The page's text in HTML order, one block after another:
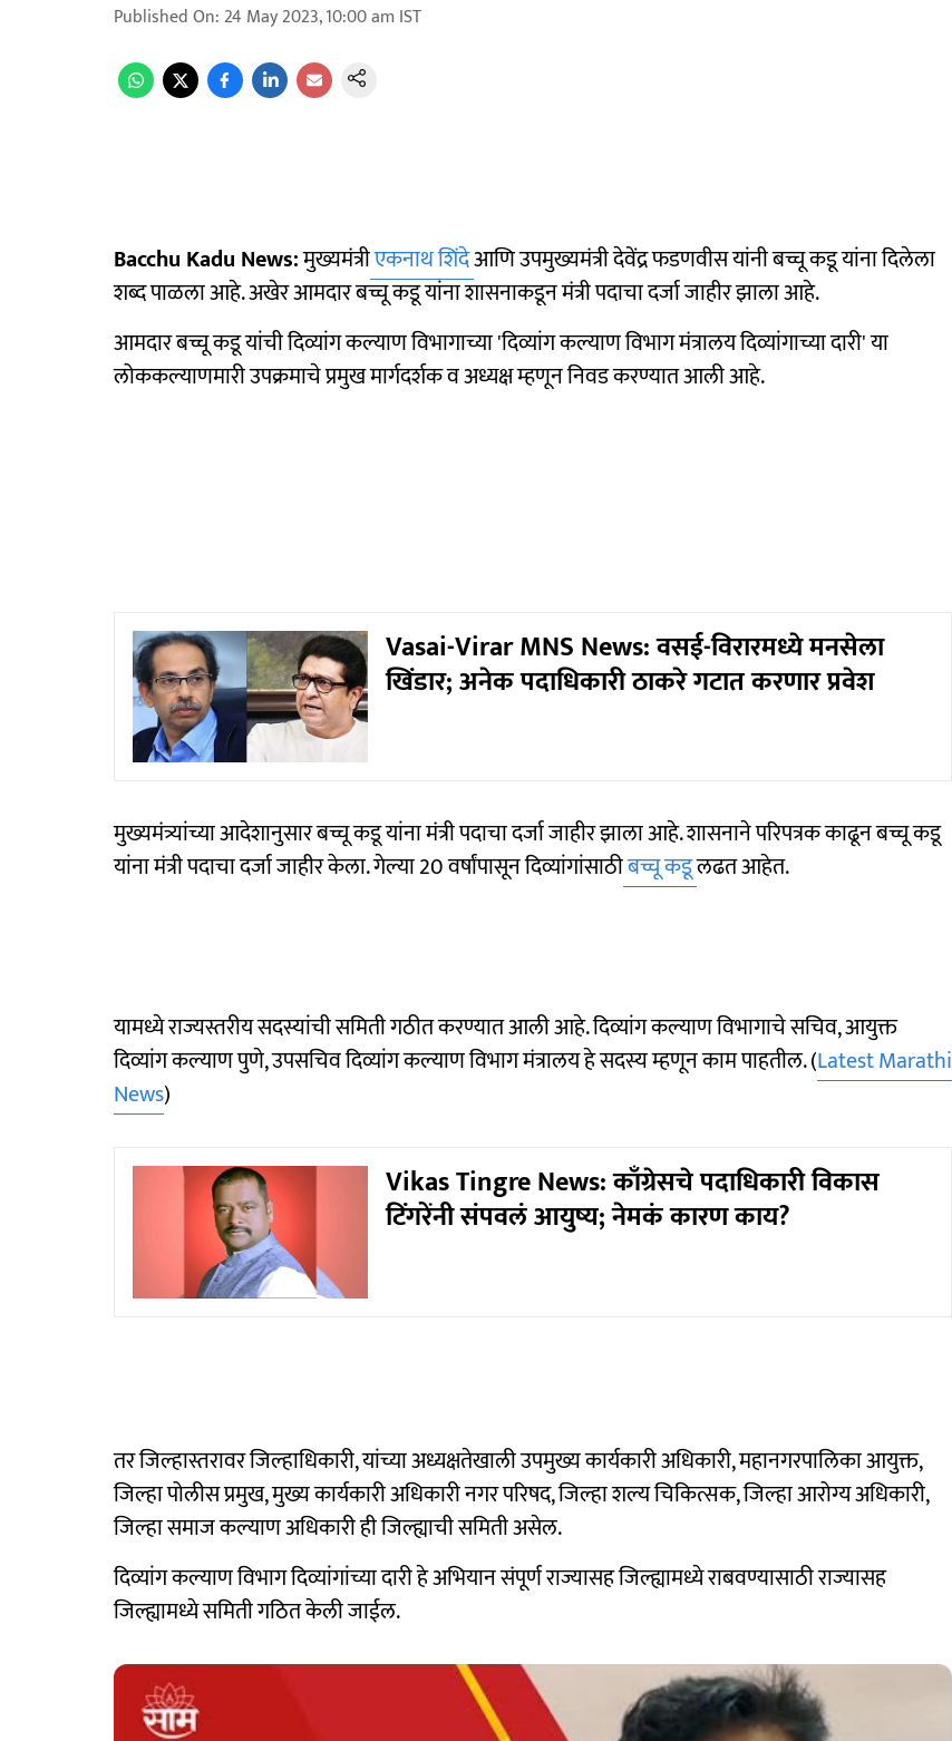
Published On: 24 May 2023, 10:00 am IST
Bacchu Kadu News:मुख्यमंत्रीएकनाथ शिंदेआणि उपमुख्यमंत्री देवेंद्र फडणवीस यांनी बच्चू कडू यांना दिलेला
शब्द पाळला आहे. अखेर आमदार बच्चू कडू यांना शासनाकडून मंत्री पदाचा दर्जा जाहीर झाला आहे.
आमदार बच्चू कडू यांची दिव्यांग कल्याण विभागाच्या 'दिव्यांग कल्याण विभाग मंत्रालय दिव्यांगाच्या दारी' या
लोककल्याणमारी उपक्रमाचे प्रमुख मार्गदर्शक व अध्यक्ष म्हणून निवड करण्यात आली आहे.
Vasai-Virar MNS News: वसई-विरारमध्ये मनसेला
खिंडार; अनेक पदाधिकारी ठाकरे गटात करणार प्रवेश
मुख्यमंत्र्यांच्या आदेशानुसार बच्चू कडू यांना मंत्री पदाचा दर्जा जाहीर झाला आहे. शासनाने परिपत्रक काढून बच्चू कडू
यांना मंत्री पदाचा दर्जा जाहीर केला. गेल्या 20 वर्षांपासून दिव्यांगांसाठीबच्चू कडूलढत आहेत.
यामध्ये राज्यस्तरीय सदस्यांची समिती गठीत करण्यात आली आहे. दिव्यांग कल्याण विभागाचे सचिव, आयुक्त
दिव्यांग कल्याण पुणे, उपसचिव दिव्यांग कल्याण विभाग मंत्रालय हे सदस्य म्हणून काम पाहतील. (Latest Marathi
News)
Vikas Tingre News: काँग्रेसचे पदाधिकारी विकास
टिंगरेंनी संपवलं आयुष्य; नेमकं कारण काय?
तर जिल्हास्तरावर जिल्हाधिकारी, यांच्या अध्यक्षतेखाली उपमुख्य कार्यकारी अधिकारी, महानगरपालिका आयुक्त,
जिल्हा पोलीस प्रमुख, मुख्य कार्यकारी अधिकारी नगर परिषद, जिल्हा शल्य चिकित्सक, जिल्हा आरोग्य अधिकारी,
जिल्हा समाज कल्याण अधिकारी ही जिल्ह्याची समिती असेल.
दिव्यांग कल्याण विभाग दिव्यांगांच्या दारी हे अभियान संपूर्ण राज्यासह जिल्ह्यामध्ये राबवण्यासाठी राज्यासह
जिल्ह्यामध्ये समिती गठित केली जाईल.